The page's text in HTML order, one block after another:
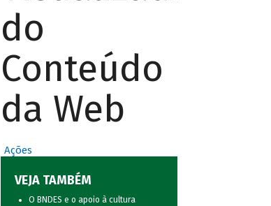
do
Conteúdo
da Web
Ações
VEJA TAMBÉM
O BNDES e o apoio à cultura